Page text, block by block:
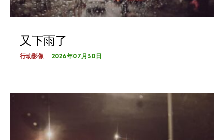
又下雨了
行动影像 2026年07月30日